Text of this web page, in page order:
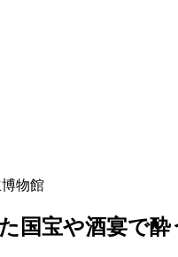
物館
国宝や酒宴で酔